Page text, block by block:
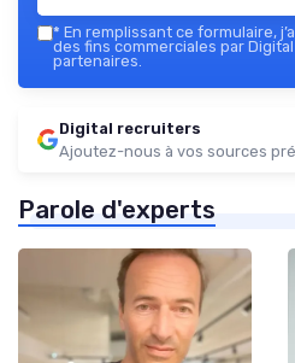
* En remplissant ce formulaire,
des fins commerciales par
partenaires.
Digital recruiters
Ajoutez-nous à vos sources
Parole d'experts